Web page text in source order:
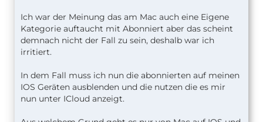
Ich war der Meinung das am Mac auch eine Eigene
Kategorie auftaucht mit Abonniert aber das scheint
demnach nicht der Fall zu sein, deshalb war ich
irritiert.
In dem Fall muss ich nun die abonnierten auf meinen
IOS Geräten ausblenden und die nutzen die es mir
nun unter ICloud anzeigt.